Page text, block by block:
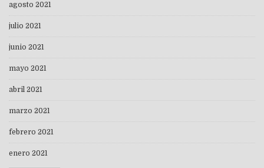
agosto 2021
julio 2021
junio 2021
mayo 2021
abril 2021
marzo 2021
febrero 2021
enero 2021